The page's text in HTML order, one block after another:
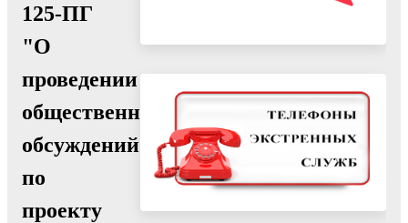
125-ПГ
"О
проведении
общественных
обсуждений
по
проекту